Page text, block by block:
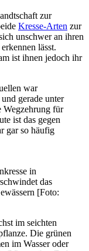
zur
Kresse-Arten zur
unschwer an ihren
lässt.
ist ihnen jedoch ihr
war
gerade unter
Wegzehrung für
ist das gegen
gar so häufig
in
das
[Foto:
im seichten
Die grünen
im Wasser oder